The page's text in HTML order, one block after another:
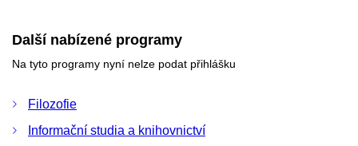
Další nabízené programy
Na tyto programy nyní nelze podat přihlášku
Filozofie
Informační studia a knihovnictví